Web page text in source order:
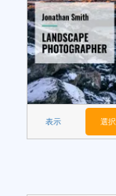
表示 選択